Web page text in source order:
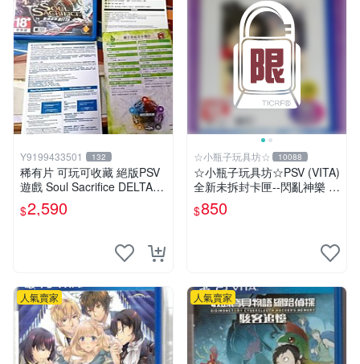
Y9199433501 132
稀有片 可玩可收藏 絕版PSV
遊戲 Soul Sacrifice DELTA
闇魂獻祭 靈魂祭品 中文版
$2,590
☆小瓶子玩具坊☆ 10088
☆小瓶子玩具坊☆PSV (VITA)
全新未拆封卡匣--閃亂神樂 忍
者對決 -少女們的証明- BEST
版
$850
人氣賣家 人氣賣家